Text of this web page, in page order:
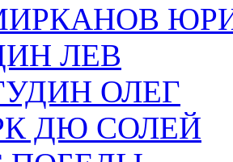
ЛЕВ
ОЛЕГ
ДЮ СОЛЕЙ